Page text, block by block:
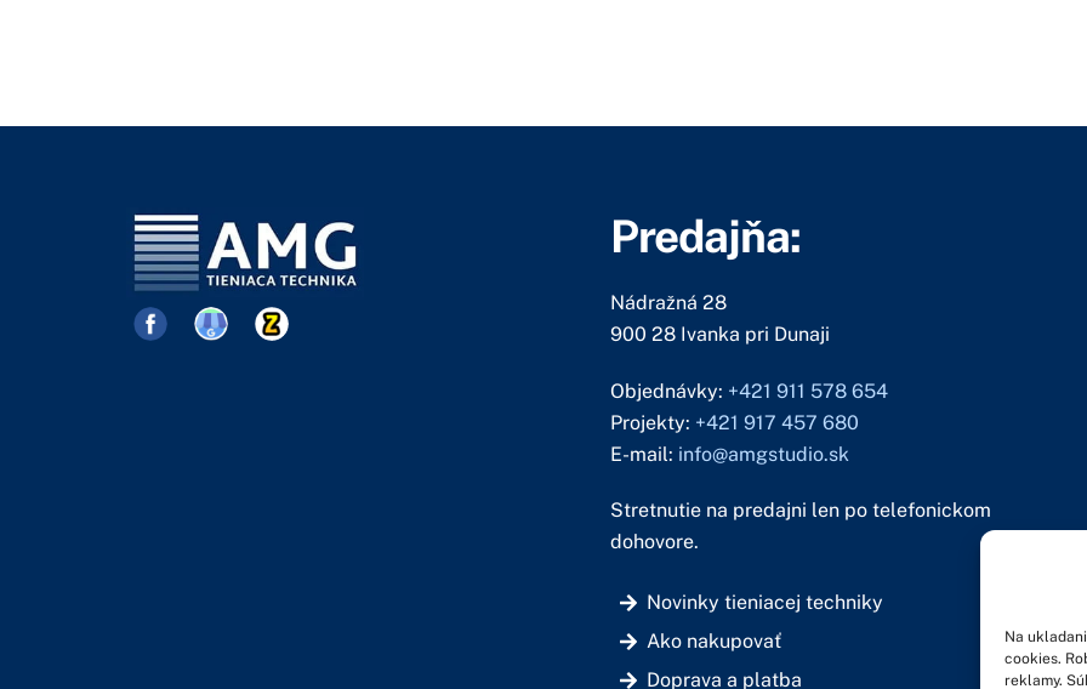
Na
cookies.
reklamy.
Predajňa:
Nádražná 28
900 28 Ivanka pri Dunaji
Objednávky: +421 911 578 654
Projekty: +421 917 457 680
E-mail: info@amgstudio.sk
Stretnutie na predajni len po telefonickom
dohovore.
Novinky tieniacej techniky
Ako nakupovať
Doprava a platba